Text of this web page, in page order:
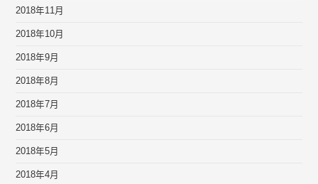
2018年11月
2018年10月
2018年9月
2018年8月
2018年7月
2018年6月
2018年5月
2018年4月